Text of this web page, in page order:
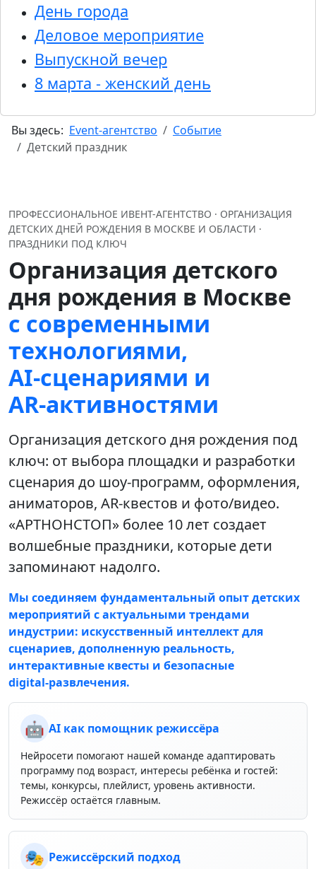
День города
Деловое мероприятие
Выпускной вечер
8 марта - женский день
Вы здесь: Event-агентство
Событие
Детский праздник
ПРОФЕССИОНАЛЬНОЕ ИВЕНТ-АГЕНТСТВО · ОРГАНИЗАЦИЯ
ДЕТСКИХ ДНЕЙ РОЖДЕНИЯ В МОСКВЕ И ОБЛАСТИ ·
ПРАЗДНИКИ ПОД КЛЮЧ
Организация детского
дня рождения в Москве
с современными
технологиями,
AI‑сценариями и
AR‑активностями
Организация детского дня рождения под
ключ: от выбора площадки и разработки
сценария до шоу‑программ, оформления,
аниматоров, AR‑квестов и фото/видео.
«АРТНОНСТОП» более 10 лет создает
волшебные праздники, которые дети
запоминают надолго.
Мы соединяем фундаментальный опыт детских
мероприятий с актуальными трендами
индустрии: искусственный интеллект для
сценариев, дополненную реальность,
интерактивные квесты и безопасные
digital‑развлечения.
🤖 AI как помощник режиссёра
Нейросети помогают нашей команде адаптировать
программу под возраст, интересы ребёнка и гостей:
темы, конкурсы, плейлист, уровень активности.
Режиссёр остаётся главным.
🎭 Режиссёрский подход